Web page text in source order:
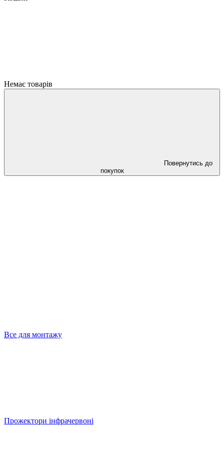
Немає товарів
Повернутись до
покупок
Все для монтажу
Прожектори інфрачервоні